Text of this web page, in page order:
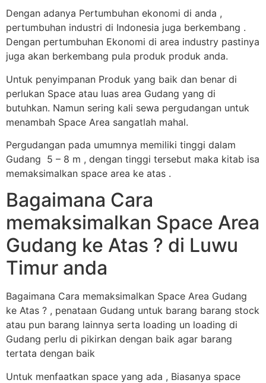
Dengan adanya Pertumbuhan ekonomi di anda ,
pertumbuhan industri di Indonesia juga berkembang .
Dengan pertumbuhan Ekonomi di area industry pastinya
juga akan berkembang pula produk produk anda.
Untuk penyimpanan Produk yang baik dan benar di
perlukan Space atau luas area Gudang yang di
butuhkan. Namun sering kali sewa pergudangan untuk
menambah Space Area sangatlah mahal.
Pergudangan pada umumnya memiliki tinggi dalam
Gudang 5 – 8 m , dengan tinggi tersebut maka kitab isa
memaksimalkan space area ke atas .
Bagaimana Cara
memaksimalkan Space Area
Gudang ke Atas ? di Luwu
Timur anda
Bagaimana Cara memaksimalkan Space Area Gudang
ke Atas ? , penataan Gudang untuk barang barang stock
atau pun barang lainnya serta loading un loading di
Gudang perlu di pikirkan dengan baik agar barang
tertata dengan baik
Untuk menfaatkan space yang ada , Biasanya space